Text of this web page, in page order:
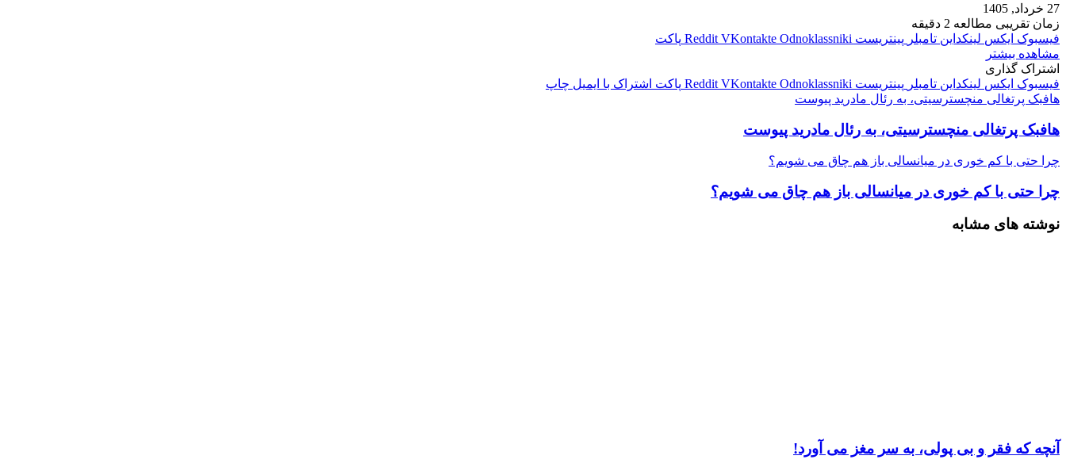
27 خرداد, 1405
زمان تقریبی مطالعه 2 دقیقه
فیسبوک ایکس لینکداین تامبلر پینتریست Reddit VKontakte Odnoklassniki
پاکت
مشاهده بیشتر
اشتراک گذاری
فیسبوک ایکس لینکداین تامبلر پینتریست Reddit VKontakte Odnoklassniki پاکت اشتراک با ایمیل چاپ
هافبک پرتغالی منچسترسیتی، به رئال مادرید پیوست
هافبک پرتغالی منچسترسیتی، به رئال مادرید پیوست
چرا حتی با کم‌ خوری در میانسالی باز هم چاق‌ می‌ شویم؟
چرا حتی با کم‌ خوری در میانسالی باز هم چاق‌ می‌ شویم؟
نوشته های مشابه
آنچه که فقر و بی‌ پولی، به سر مغز می‌ آورد!